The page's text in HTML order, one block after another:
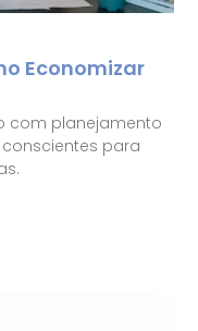
Economizar
com planejamento
para